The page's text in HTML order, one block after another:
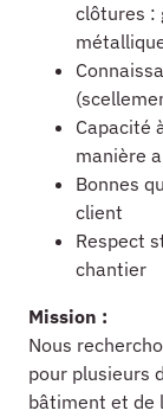
clôtures :
Capacité
manière
Bonnes
client
Respect
chantier
Mission :
Nous
pour plusieurs
bâtiment et de